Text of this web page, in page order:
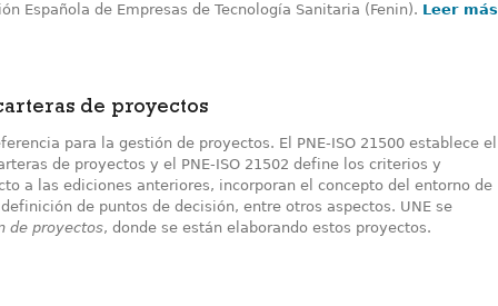
Española de Empresas de Tecnología Sanitaria (Fenin). Leer más
de proyectos
para la gestión de proyectos. El PNE-ISO 21500 establece el
de proyectos y el PNE-ISO 21502 define los criterios y
a las ediciones anteriores, incorporan el concepto del entorno de
de puntos de decisión, entre otros aspectos. UNE se
de proyectos, donde se están elaborando estos proyectos.